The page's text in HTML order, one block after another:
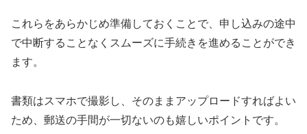
これらをあらかじめ準備しておくことで、申し込みの途中
で中断することなくスムーズに手続きを進めることができ
ます。
書類はスマホで撮影し、そのままアップロードすればよい
ため、郵送の手間が一切ないのも嬉しいポイントです。